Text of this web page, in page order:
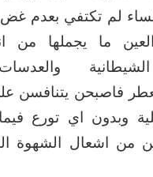
لم تكتفي بعدم غض
ما يجملها من
فاصبحن يتنافسن
وبدون اي ‏تورع
من اشعال الشهوة